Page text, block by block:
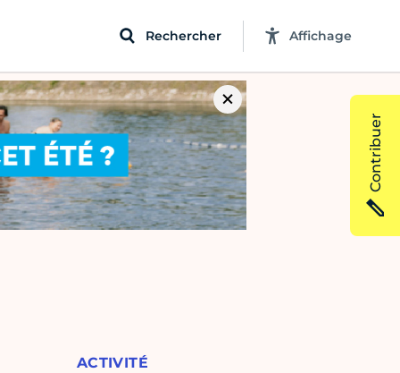
Rechercher Affichage
ACTIVITÉ
Contribuer